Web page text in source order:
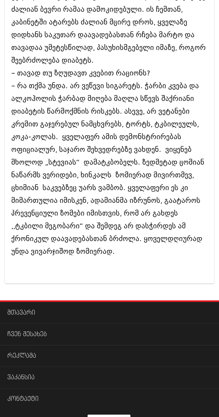
ძალიან ბევრი რამაა დამოკიდებული. ის ჩემთან,
კაბინეტში ატარებს ძალიან მცირე დროს, ყველაზე
დიდხანს საკუთარ დაავადებასთან რჩება მარტო და
თავადაა უმეტესწილად, პასუხისმგებელი იმაზე, როგორ
შეებრძოლება დიაბეტს.
– თავად თუ ზღუდავთ კვებით რაციონს?
– რა თქმა უნდა. არ ვეწევი სიგარეტს. ჭარბი კვება და
ალკოჰოლის ჭარბად მიღება მაღლა სწევს შაქრიანი
დიაბეტის წარმოქმნის რისკებს. ასევე, არ ვეტანები
კრემით გაჯერებულ ნამცხვრებს, ტორტს, ტკბილეულს,
კოკა-კოლას. ყველაფერ ამის დემონსტრირებას
ოფიციალურ, საჯარო შეხვედრებზე ვახდენ. ვიყენებ
მხოლოდ „სტევიას“ დამატკბობელს. ზედმეტად ცომიან
ნაწარმს ვერიდები, ხინკალს ზომიერად მივირთმევ,
ცხიმიან საკვებზეც უარს ვამბობ. ყველაფერი ეს კი
მიმართულია იმისკენ, ადამიანმა იზრუნოს, გაატაროს
პრევენციული ზომები იმისთვის, რომ არ გახდეს
,,ტკბილი მეგობარი“ და შემდეგ არ დასჭირდეს ამ
ქრონიკულ დაავადებასთან ბრძოლა. ყოველდღიურად
უნდა ვივარჯიშოდ ზომიერად.
მთავარი
ჩვენ შესახებ
რეკლამა
ვაკანსია
კონტაქტი